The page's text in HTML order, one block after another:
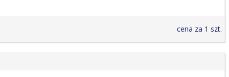
cena za 1 szt.